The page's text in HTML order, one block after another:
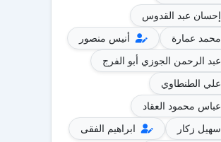
إحسان عبد القدوس
محمد عمارة
أنيس منصور
عبد الرحمن الجوزي أبو الفرج
علي الطنطاوي
عباس محمود العقاد
سهيل زكار
ابراهيم الفقى